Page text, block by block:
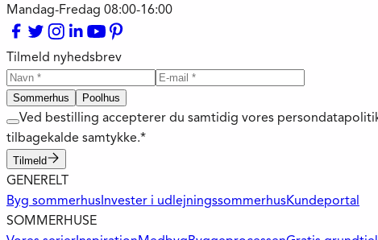
Mandag-Fredag 08:00-16:00
Tilmeld nyhedsbrev
Sommerhus Poolhus
Ved bestilling accepterer du samtidig vores
tilbagekalde samtykke.*
Tilmeld
GENERELT
Byg sommerhus Invester i udlejningssommerhusKundeportal
SOMMERHUSE